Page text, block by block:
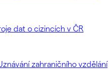
dat o cizincích v ČR
zahraničního vzdělání